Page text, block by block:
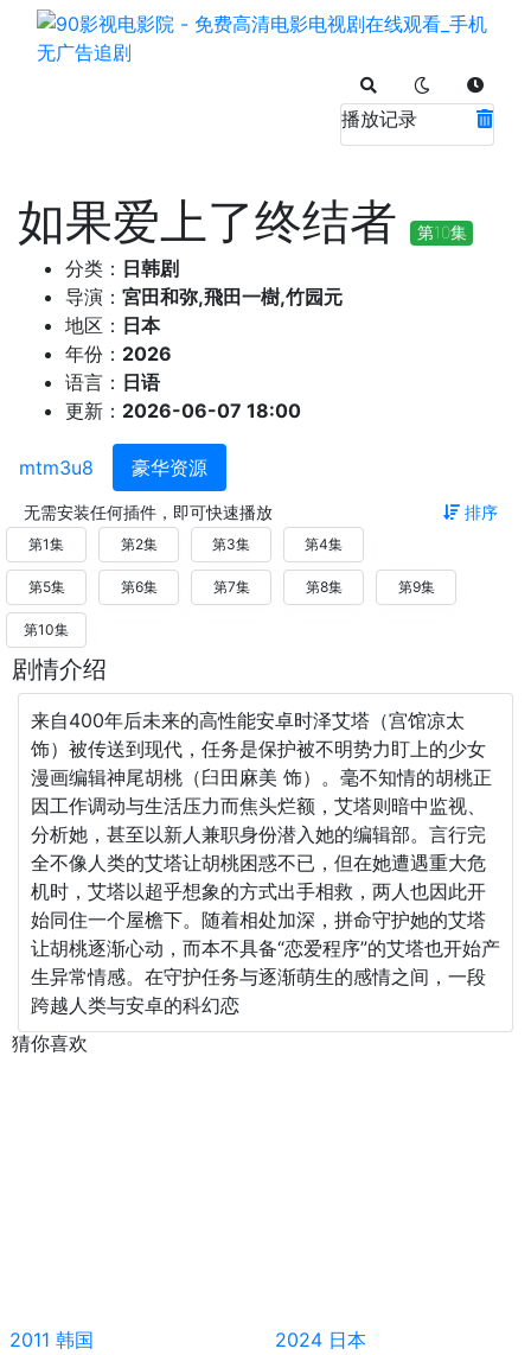
播放记录
如果爱上了终结者 第10集
分类： 日韩剧
导演： 宮田和弥,飛田一樹,竹园元
地区： 日本
年份： 2026
语言： 日语
更新： 2026-06-07 18:00
mtm3u8 豪华资源
无需安装任何插件，即可快速播放 排序
第1集 第2集 第3集 第4集
第5集 第6集 第7集 第8集 第9集
第10集
剧情介绍
来自400年后未来的高性能安卓时泽艾塔（宫馆凉太
饰）被传送到现代，任务是保护被不明势力盯上的少女
漫画编辑神尾胡桃（臼田麻美 饰）。毫不知情的胡桃正
因工作调动与生活压力而焦头烂额，艾塔则暗中监视、
分析她，甚至以新人兼职身份潜入她的编辑部。言行完
全不像人类的艾塔让胡桃困惑不已，但在她遭遇重大危
机时，艾塔以超乎想象的方式出手相救，两人也因此开
始同住一个屋檐下。随着相处加深，拼命守护她的艾塔
让胡桃逐渐心动，而本不具备“恋爱程序”的艾塔也开始产
生异常情感。在守护任务与逐渐萌生的感情之间，一段
跨越人类与安卓的科幻恋
猜你喜欢
2011 韩国
2024 日本